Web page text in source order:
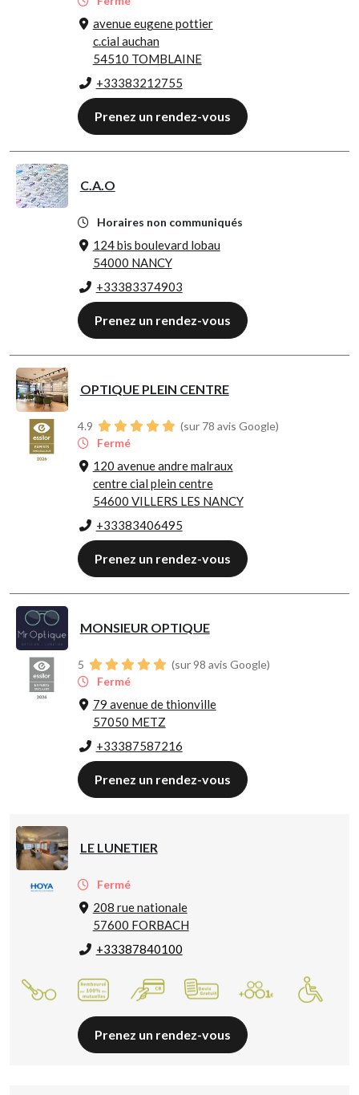
avenue eugene pottier
c.cial auchan
54510 TOMBLAINE
+33383212755
Prenez un rendez-vous
C.A.O
Horaires non communiqués
124 bis boulevard lobau
54000 NANCY
+33383374903
Prenez un rendez-vous
OPTIQUE PLEIN CENTRE
4.9
(sur 78 avis Google)
Fermé
120 avenue andre malraux
centre cial plein centre
54600 VILLERS LES NANCY
+33383406495
Prenez un rendez-vous
MONSIEUR OPTIQUE
5
(sur 98 avis Google)
Fermé
79 avenue de thionville
57050 METZ
+33387587216
Prenez un rendez-vous
LE LUNETIER
Fermé
208 rue nationale
57600 FORBACH
+33387840100
Prenez un rendez-vous